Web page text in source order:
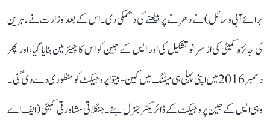
برائے آبی وسائل) نے دھرنے پر بیٹھنے کی دھمکی دی۔ اس کے بعد وزارت نے ماہرین
کی جائزہ کمیٹی کی از سر نو تشکیل کی اور ایس کے جین کو اس کا چیئرمین بنایا گیا، اور پھر
دسمبر 2016 میں اپنی پہلی ہی میٹنگ میں کین-بیتوا پروجیکٹ کو منظوری دے دی گئی۔
وہی ایس کے جین پروجیکٹ کے ڈائریکٹر جنرل بنے۔ جنگلاتی مشاورتی کمیٹی (ایف اے